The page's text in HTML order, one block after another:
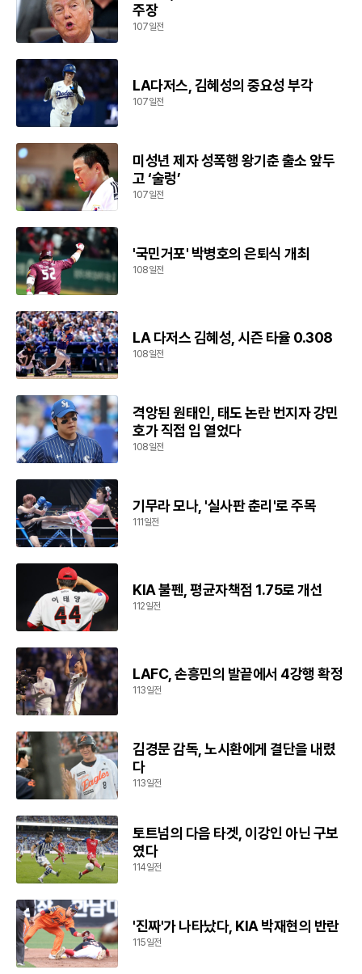
주장
107일전
LA다저스, 김혜성의 중요성 부각
107일전
미성년 제자 성폭행 왕기춘 출소 앞두
고 ‘술렁’
107일전
'국민거포' 박병호의 은퇴식 개최
108일전
LA 다저스 김혜성, 시즌 타율 0.308
108일전
격앙된 원태인, 태도 논란 번지자 강민
호가 직접 입 열었다
108일전
기무라 모나, '실사판 춘리'로 주목
111일전
KIA 불펜, 평균자책점 1.75로 개선
112일전
LAFC, 손흥민의 발끝에서 4강행 확정
113일전
김경문 감독, 노시환에게 결단을 내렸
다
113일전
토트넘의 다음 타겟, 이강인 아닌 구보
였다
114일전
'진짜'가 나타났다, KIA 박재현의 반란
115일전